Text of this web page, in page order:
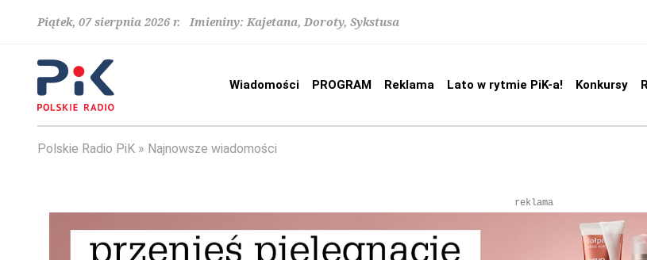
Piątek, 07 sierpnia 2026 r. Imieniny: Kajetana, Doroty, Sykstusa
Wiadomości PROGRAM Reklama Lato w rytmie PiK-a! Konkursy
Polskie Radio PiK Najnowsze wiadomości
reklama